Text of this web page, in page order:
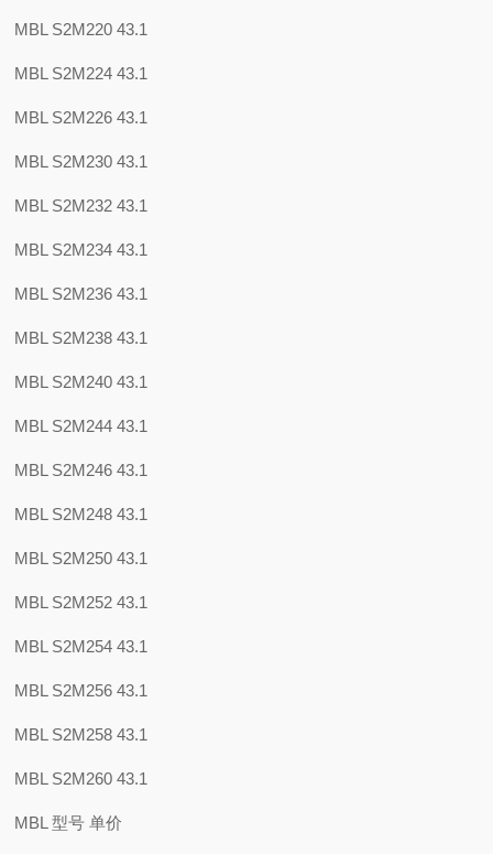
MBL S2M220 43.1
MBL S2M224 43.1
MBL S2M226 43.1
MBL S2M230 43.1
MBL S2M232 43.1
MBL S2M234 43.1
MBL S2M236 43.1
MBL S2M238 43.1
MBL S2M240 43.1
MBL S2M244 43.1
MBL S2M246 43.1
MBL S2M248 43.1
MBL S2M250 43.1
MBL S2M252 43.1
MBL S2M254 43.1
MBL S2M256 43.1
MBL S2M258 43.1
MBL S2M260 43.1
MBL 型号 单价